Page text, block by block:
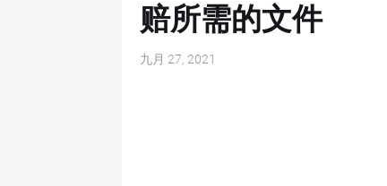
赔所需的文件
九月 27, 2021